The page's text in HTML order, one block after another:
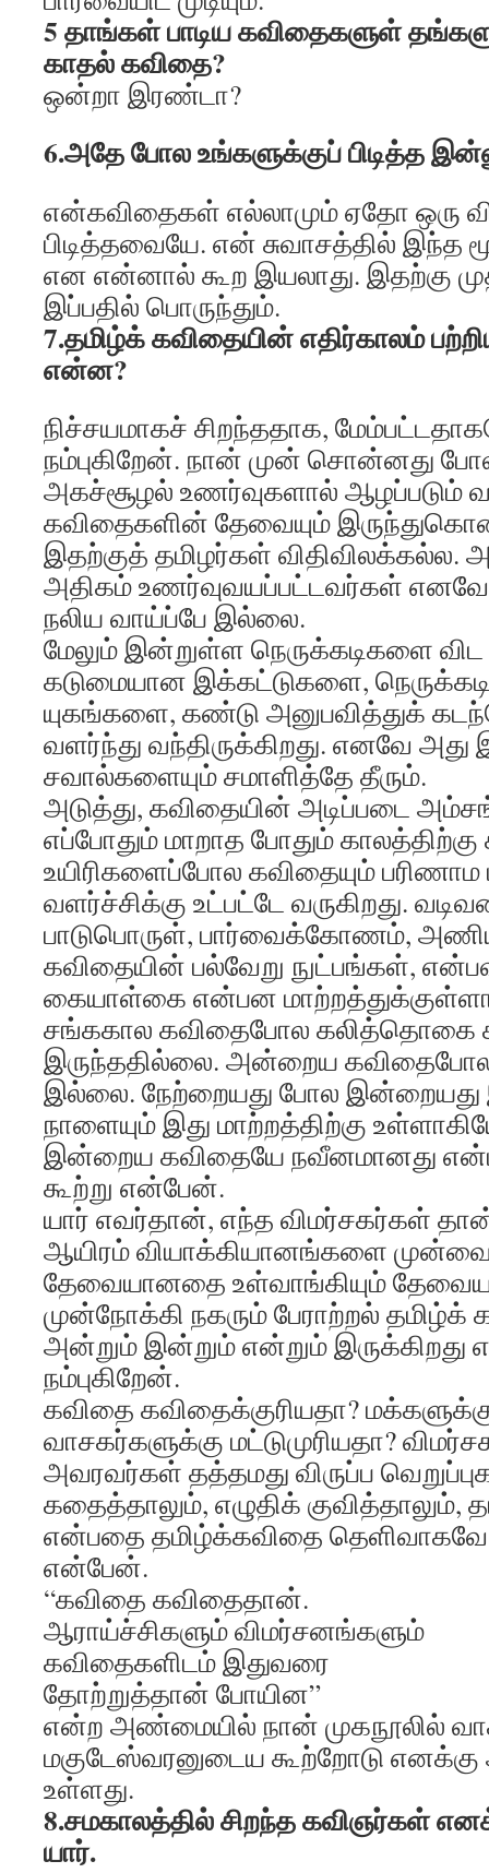
5 தாங்கள் பாடிய கவிதைகளுள்
காதல் கவிதை?
ஒன்றா இரண்டா?
6.அதே போல உங்களுக்குப் பிடித்த
என்கவிதைகள் எல்லாமும் ஏதோ ஒரு
பிடித்தவையே. என் சுவாசத்தில் இந்த
என என்னால் கூற இயலாது. இதற்கு
இப்பதில் பொருந்தும்.
7.தமிழ்க் கவிதையின் எதிர்காலம்
என்ன?
நிச்சயமாகச் சிறந்ததாக,
நம்புகிறேன். நான் முன் சொன்னது
அகச்சூழல் உணர்வுகளால் ஆழப்படும்
கவிதைகளின் தேவையும்
இதற்குத் தமிழர்கள் விதிவிலக்கல்ல.
அதிகம் உணர்வுவயப்பட்டவர்கள் எனவே
நலிய வாய்ப்பே இல்லை.
மேலும் இன்றுள்ள நெருக்கடிகளை விட
கடுமையான இக்கட்டுகளை,
யுகங்களை, கண்டு அனுபவித்துக்
வளர்ந்து வந்திருக்கிறது. எனவே
சவால்களையும் சமாளித்தே தீரும்.
அடுத்து, கவிதையின் அடிப்படை
எப்போதும் மாறாத போதும்
உயிரிகளைப்போல கவிதையும் பரிணாம
வளர்ச்சிக்கு உட்பட்டே வருகிறது.
பாடுபொருள், பார்வைக்கோணம்,
கவிதையின் பல்வேறு நுட்பங்கள்,
கையாள்கை என்பன
சங்ககால கவிதைபோல கலித்தொகை
இருந்ததில்லை. அன்றைய
இல்லை. நேற்றையது போல இன்றையது
நாளையும் இது மாற்றத்திற்கு
இன்றைய கவிதையே நவீனமானது
கூற்று என்பேன்.
யார் எவர்தான், எந்த விமர்சகர்கள்
ஆயிரம் வியாக்கியானங்களை
தேவையானதை உள்வாங்கியும்
முன்நோக்கி நகரும் பேராற்றல் தமிழ்க்
அன்றும் இன்றும் என்றும் இருக்கிறது
நம்புகிறேன்.
கவிதை கவிதைக்குரியதா?
வாசகர்களுக்கு மட்டுமுரியதா?
அவரவர்கள் தத்தமது விருப்ப
கதைத்தாலும், எழுதிக் குவித்தாலும்,
என்பதை தமிழ்க்கவிதை தெளிவாகவே
என்பேன்.
“கவிதை கவிதைதான்.
ஆராய்ச்சிகளும் விமர்சனங்களும்
கவிதைகளிடம் இதுவரை
தோற்றுத்தான் போயின”
என்ற அண்மையில் நான் முகநூலில்
மகுடேஸ்வரனுடைய கூற்றோடு எனக்கு
உள்ளது.
8.சமகாலத்தில் சிறந்த கவிஞர்கள் எனக்
யார்.